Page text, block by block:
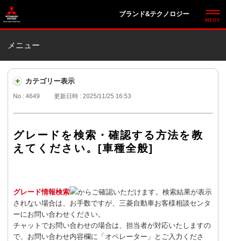
ブランド&テクノロジー
メニュー
カテゴリー表示
No : 4649 更新日時 : 2025/11/25 16:53
グレードを検索・確認する方法を教
えてください。[車種全般]
グレード情報検索
からご確認いただけます。検索結果が表示
されない場合は、お手数ですが、三菱自動車お客様相談センタ
ーにお問い合わせください。
チャットでお問い合わせの場合は、担当者が対応いたしますの
で、お問い合わせ内容欄に「オペレーター」とご入力くださ